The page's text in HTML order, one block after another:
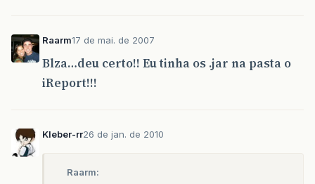
Raarm17 de mai. de 2007
Blza…deu certo!! Eu tinha os .jar na pasta o
iReport!!!
Kleber-rr26 de jan. de 2010
Raarm: